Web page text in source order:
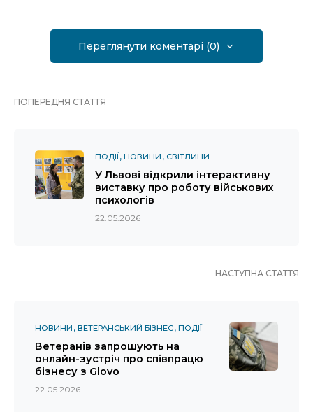
Переглянути коментарі (0)
ПОПЕРЕДНЯ СТАТТЯ
ПОДІЇ НОВИНИ СВІТЛИНИ
У Львові відкрили інтерактивну
виставку про роботу військових
психологів
22.05.2026
НАСТУПНА СТАТТЯ
НОВИНИ ВЕТЕРАНСЬКИЙ БІЗНЕС ПОДІЇ
Ветеранів запрошують на
онлайн-зустріч про співпрацю
бізнесу з Glovo
22.05.2026